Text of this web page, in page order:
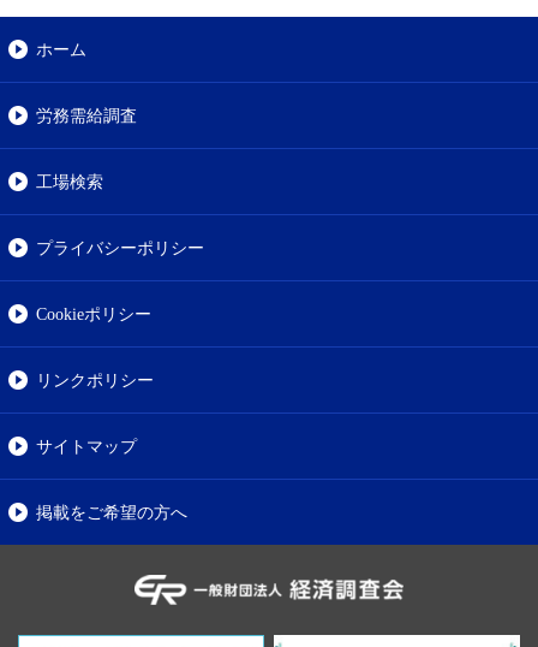
ホーム
労務需給調査
工場検索
プライバシーポリシー
Cookieポリシー
リンクポリシー
サイトマップ
掲載をご希望の方へ